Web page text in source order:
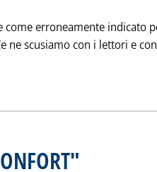
erroneamente indicato
ne scusiamo con i lettori e